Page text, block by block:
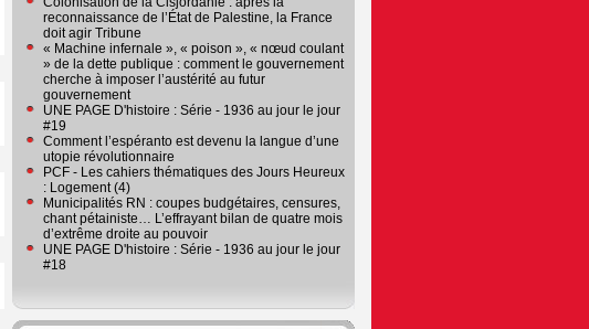
reconnaissance de l’État de Palestine, la France
doit agir Tribune
« Machine infernale », « poison », « nœud coulant
» de la dette publique : comment le gouvernement
cherche à imposer l’austérité au futur
gouvernement
UNE PAGE D'histoire : Série - 1936 au jour le jour
#19
Comment l’espéranto est devenu la langue d’une
utopie révolutionnaire
PCF - Les cahiers thématiques des Jours Heureux
: Logement (4)
Municipalités RN : coupes budgétaires, censures,
chant pétainiste… L’effrayant bilan de quatre mois
d’extrême droite au pouvoir
UNE PAGE D'histoire : Série - 1936 au jour le jour
#18